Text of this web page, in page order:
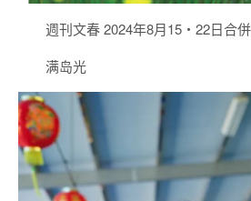
週刊文春 2024年8月15・22日合
满岛光